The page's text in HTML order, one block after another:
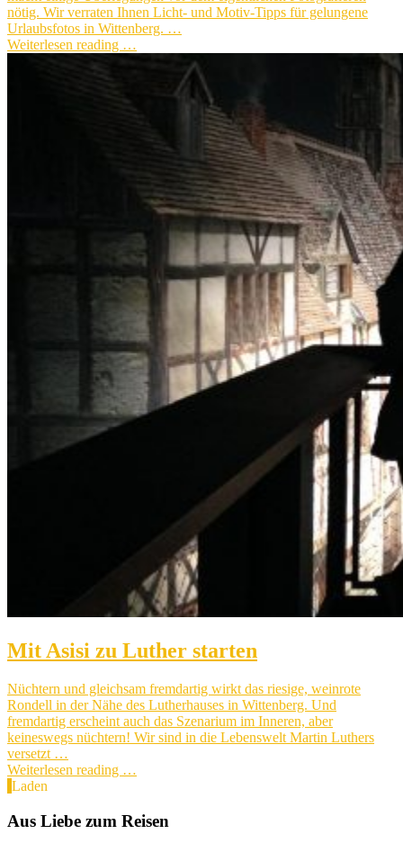
nötig. Wir verraten Ihnen Licht- und Motiv-Tipps für gelungene
Urlaubsfotos in Wittenberg. …
Weiterlesen reading …
Mit Asisi zu Luther starten
Nüchtern und gleichsam fremdartig wirkt das riesige, weinrote
Rondell in der Nähe des Lutherhauses in Wittenberg. Und
fremdartig erscheint auch das Szenarium im Inneren, aber
keineswegs nüchtern! Wir sind in die Lebenswelt Martin Luthers
versetzt …
Weiterlesen reading …
Laden
Aus Liebe zum Reisen